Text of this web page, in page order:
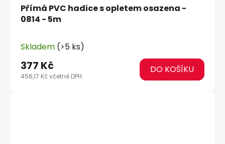
Přímá PVC hadice s opletem osazena -
0814 - 5m
Skladem (>5 ks)
456,17 Kč včetně DPH
377 Kč DO KOŠÍKU